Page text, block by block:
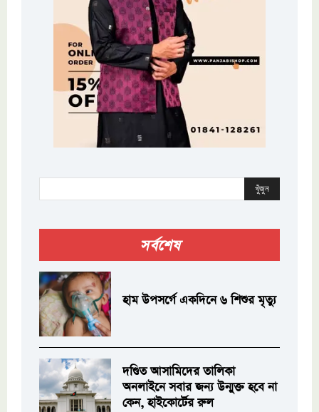
খুঁজুন
সর্বশেষ
হাম উপসর্গে একদিনে ৬ শিশুর মৃত্যু
দণ্ডিত আসামিদের তালিকা
অনলাইনে সবার জন্য উন্মুক্ত হবে না
কেন, হাইকোর্টের রুল